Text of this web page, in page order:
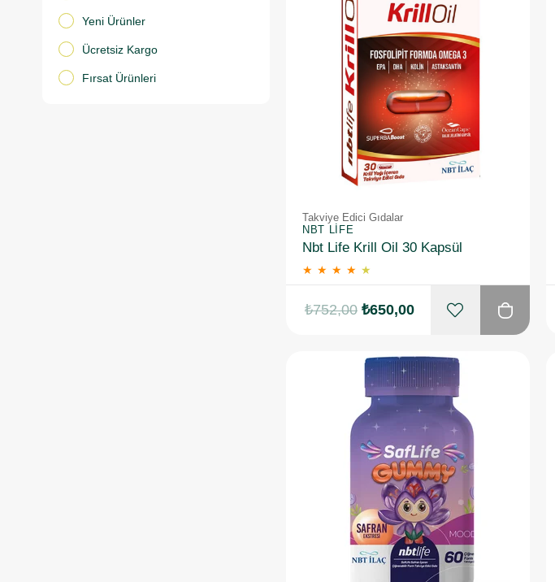
Yeni Ürünler
Ücretsiz Kargo
Fırsat Ürünleri
Takviye Edici Gıdalar
NBT LIFE
Nbt Life Krill Oil 30 Kapsül
★ ★ ★ ★ ★
₺650,00
₺752,00